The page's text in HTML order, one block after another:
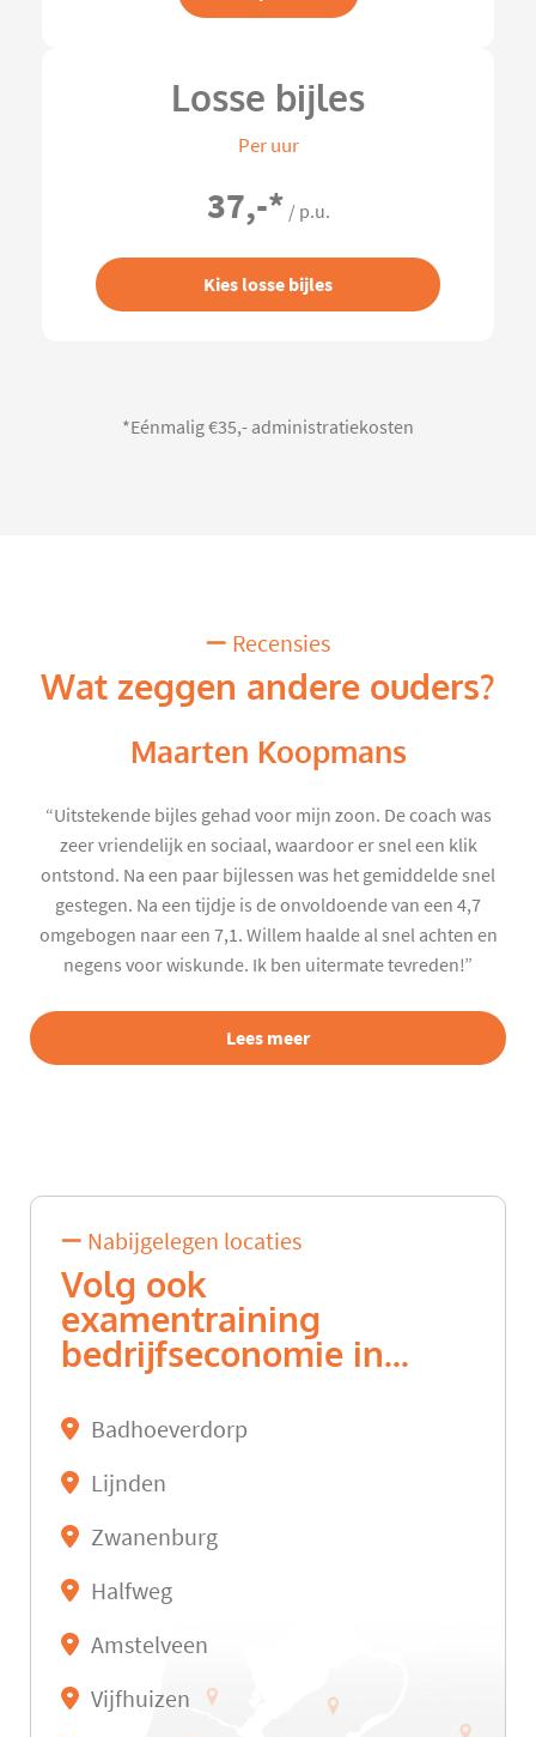
Losse bijles
Per uur
37,-* / p.u.
Kies losse bijles
*Eénmalig €35,- administratiekosten
Recensies
Wat zeggen andere ouders?
Maarten Koopmans
“Uitstekende bijles gehad voor mijn zoon. De coach was
zeer vriendelijk en sociaal, waardoor er snel een klik
ontstond. Na een paar bijlessen was het gemiddelde snel
gestegen. Na een tijdje is de onvoldoende van een 4,7
omgebogen naar een 7,1. Willem haalde al snel achten en
negens voor wiskunde. Ik ben uitermate tevreden!”
Lees meer
Nabijgelegen locaties
Volg ook
examentraining
bedrijfseconomie in...
Badhoeverdorp
Lijnden
Zwanenburg
Halfweg
Amstelveen
Vijfhuizen